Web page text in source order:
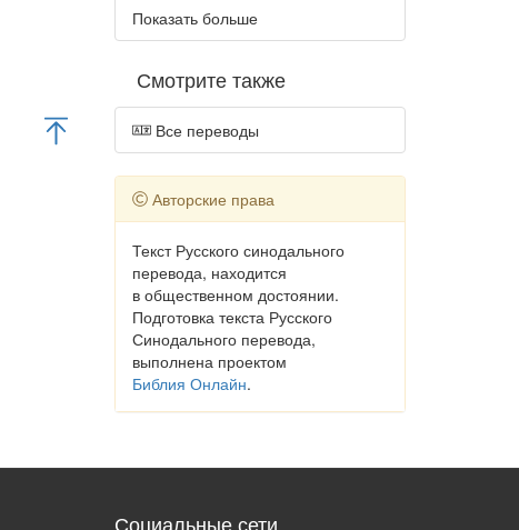
Показать больше
Смотрите также
Все переводы
Авторские права
Текст Русского синодального
перевода, находится
в общественном достоянии.
Подготовка текста Русского
Синодального перевода,
выполнена проектом
Библия Онлайн.
Социальные сети